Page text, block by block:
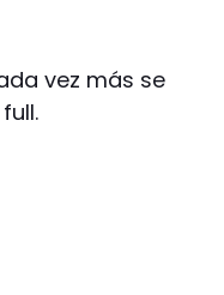
vez más se